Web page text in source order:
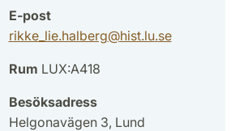
E-post
rikke_lie.halberg@hist.lu.se
Rum LUX:A418
Besöksadress
Helgonavägen 3, Lund